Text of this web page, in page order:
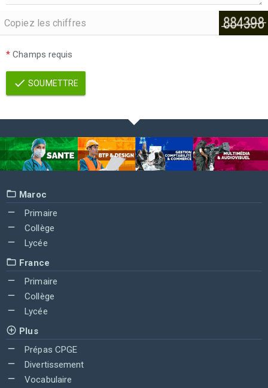
* Champs requis
SOUMETTRE
Maroc
Primaire
Collège
Lycée
France
Primaire
Collège
Lycée
Plus
Prépas CPGE
Divertissement
Vocabulaire